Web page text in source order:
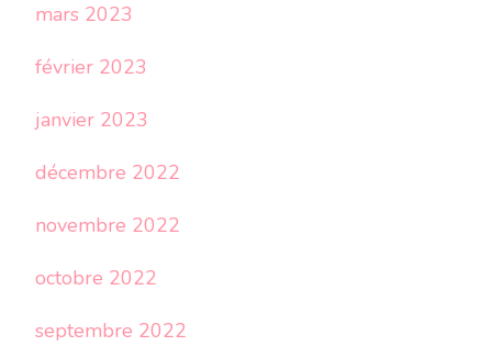
mars 2023
février 2023
janvier 2023
décembre 2022
novembre 2022
octobre 2022
septembre 2022